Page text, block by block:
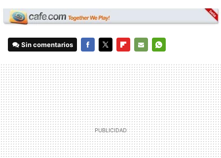
Sin comentarios
MAIL